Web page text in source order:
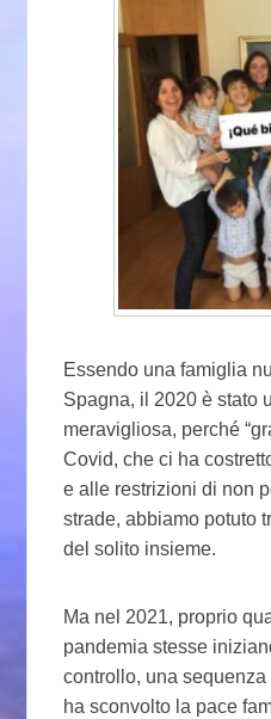
Essendo una famiglia
Spagna, il 2020 è stato
meravigliosa, perché
Covid, che ci ha
e alle restrizioni di non
strade, abbiamo potuto
del solito insieme.
Ma nel 2021, proprio
pandemia stesse
controllo, una
ha sconvolto la pace